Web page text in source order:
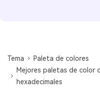
Tema
Paleta de colores
Mejores paletas de color
hexadecimales